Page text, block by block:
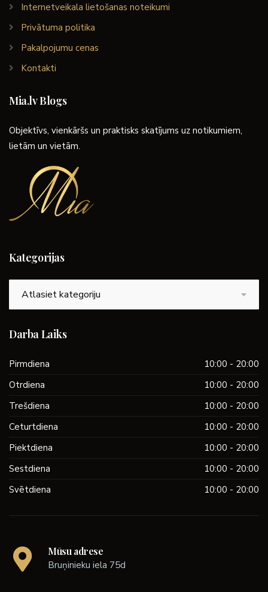
Internetveikala lietošanas noteikumi
Privātuma politika
Pakalpojumu cenas
Kontakti
Mia.lv Blogs
Objektīvs, vienkāršs un praktisks skatījums uz notikumiem,
lietām un vietām.
Kategorijas
Darba Laiks
Pirmdiena
10:00 - 20:00
Otrdiena
10:00 - 20:00
Trešdiena
10:00 - 20:00
Ceturtdiena
10:00 - 20:00
Piektdiena
10:00 - 20:00
Sestdiena
10:00 - 20:00
Svētdiena
10:00 - 20:00
Mūsu adrese
Bruņinieku iela 75d